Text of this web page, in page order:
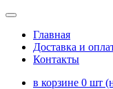
Главная
Доставка и
Контакты
в корзине 0 шт